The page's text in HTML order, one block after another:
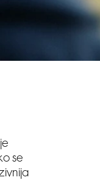
se